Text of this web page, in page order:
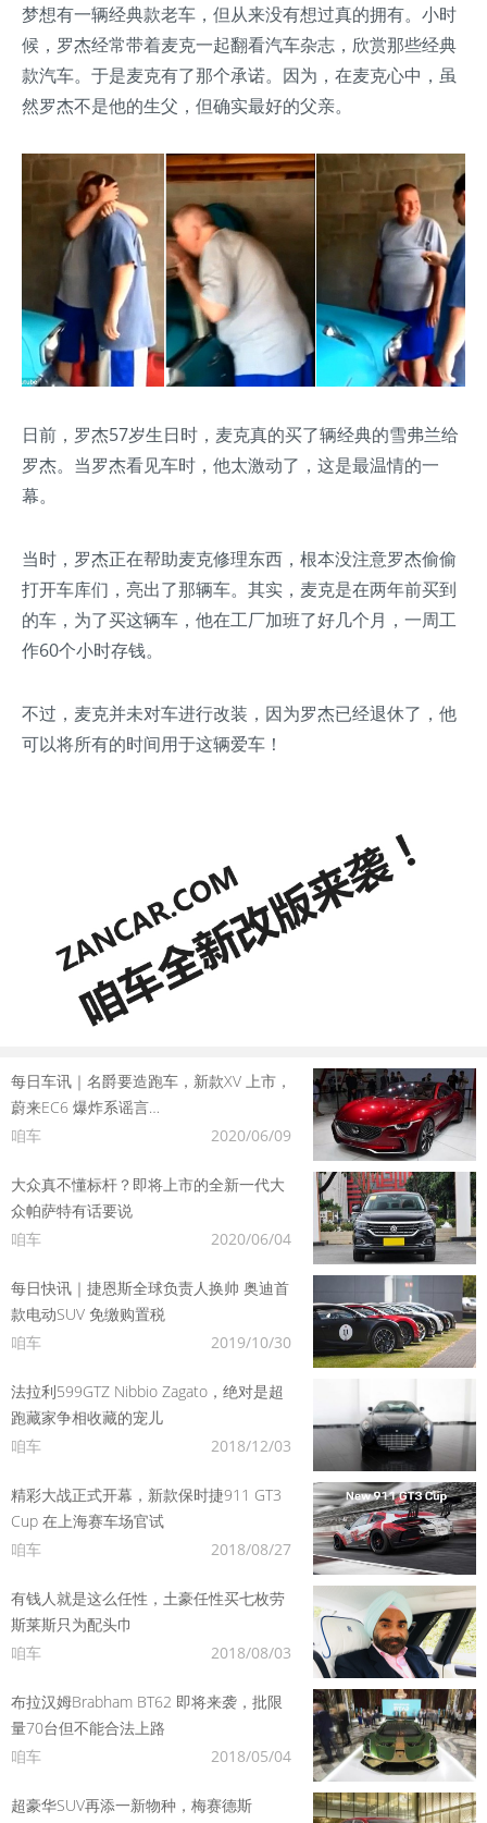
梦想有一辆经典款老车，但从来没有想过真的拥有。小时
候，罗杰经常带着麦克一起翻看汽车杂志，欣赏那些经典
款汽车。于是麦克有了那个承诺。因为，在麦克心中，虽
然罗杰不是他的生父，但确实最好的父亲。
日前，罗杰57岁生日时，麦克真的买了辆经典的雪弗兰给
罗杰。当罗杰看见车时，他太激动了，这是最温情的一
幕。
当时，罗杰正在帮助麦克修理东西，根本没注意罗杰偷偷
打开车库们，亮出了那辆车。其实，麦克是在两年前买到
的车，为了买这辆车，他在工厂加班了好几个月，一周工
作60个小时存钱。
不过，麦克并未对车进行改装，因为罗杰已经退休了，他
可以将所有的时间用于这辆爱车！
每日车讯｜名爵要造跑车，新款XV 上市，
蔚来EC6 爆炸系谣言…
咱车
2020/06/09
大众真不懂标杆？即将上市的全新一代大
众帕萨特有话要说
咱车
2020/06/04
每日快讯｜捷恩斯全球负责人换帅 奥迪首
款电动SUV 免缴购置税
咱车
2019/10/30
法拉利599GTZ Nibbio Zagato，绝对是超
跑藏家争相收藏的宠儿
咱车
2018/12/03
精彩大战正式开幕，新款保时捷911 GT3
Cup 在上海赛车场官试
咱车
2018/08/27
有钱人就是这么任性，土豪任性买七枚劳
斯莱斯只为配头巾
咱车
2018/08/03
布拉汉姆Brabham BT62 即将来袭，批限
量70台但不能合法上路
咱车
2018/05/04
超豪华SUV再添一新物种，梅赛德斯